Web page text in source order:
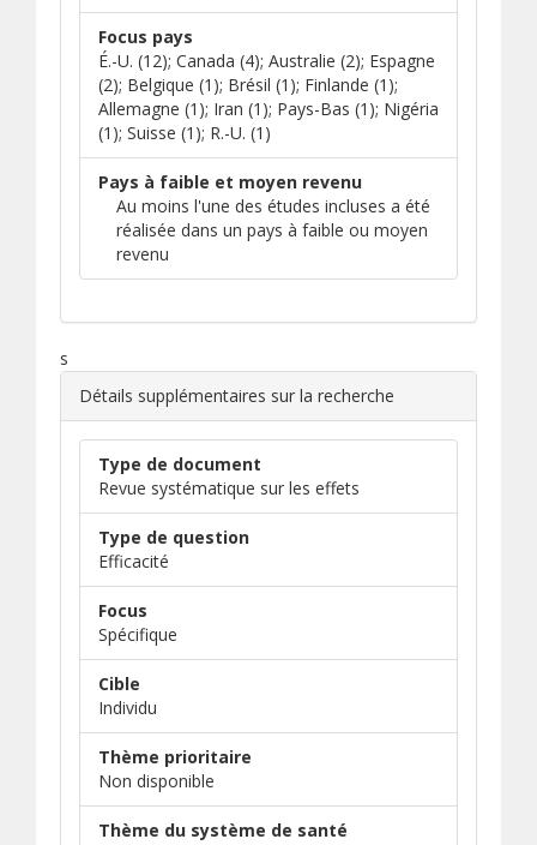
Focus pays
É.-U. (12); Canada (4); Australie (2); Espagne
(2); Belgique (1); Brésil (1); Finlande (1);
Allemagne (1); Iran (1); Pays-Bas (1); Nigéria
(1); Suisse (1); R.-U. (1)
Pays à faible et moyen revenu
Au moins l'une des études incluses a été
réalisée dans un pays à faible ou moyen
revenu
s
Détails supplémentaires sur la recherche
Type de document
Revue systématique sur les effets
Type de question
Efficacité
Focus
Spécifique
Cible
Individu
Thème prioritaire
Non disponible
Thème du système de santé